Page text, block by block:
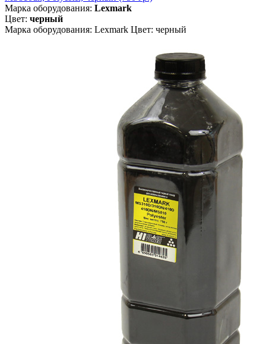
Марка оборудования: Lexmark
Цвет: черный
Марка оборудования: Lexmark Цвет: черный